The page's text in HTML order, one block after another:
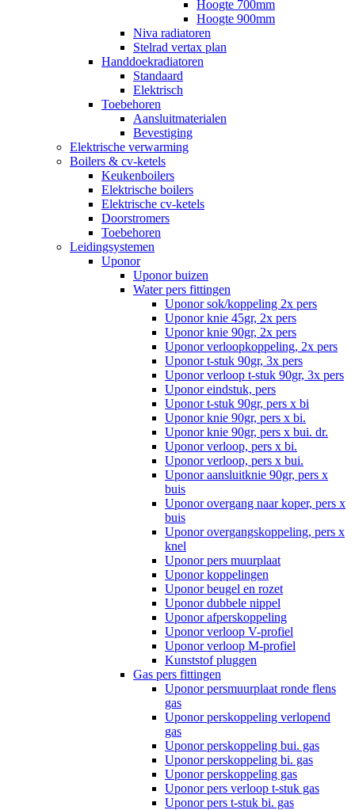
Hoogte 700mm
Hoogte 900mm
Niva radiatoren
Stelrad vertax plan
Handdoekradiatoren
Standaard
Elektrisch
Toebehoren
Aansluitmaterialen
Bevestiging
Elektrische verwarming
Boilers & cv-ketels
Keukenboilers
Elektrische boilers
Elektrische cv-ketels
Doorstromers
Toebehoren
Leidingsystemen
Uponor
Uponor buizen
Water pers fittingen
Uponor sok/koppeling 2x pers
Uponor knie 45gr, 2x pers
Uponor knie 90gr, 2x pers
Uponor verloopkoppeling, 2x pers
Uponor t-stuk 90gr, 3x pers
Uponor verloop t-stuk 90gr, 3x pers
Uponor eindstuk, pers
Uponor t-stuk 90gr, pers x bi
Uponor knie 90gr, pers x bi.
Uponor knie 90gr, pers x bui. dr.
Uponor verloop, pers x bi.
Uponor verloop, pers x bui.
Uponor aansluitknie 90gr, pers x
buis
Uponor overgang naar koper, pers x
buis
Uponor overgangskoppeling, pers x
knel
Uponor pers muurplaat
Uponor koppelingen
Uponor beugel en rozet
Uponor dubbele nippel
Uponor afperskoppeling
Uponor verloop V-profiel
Uponor verloop M-profiel
Kunststof pluggen
Gas pers fittingen
Uponor persmuurplaat ronde flens
gas
Uponor perskoppeling verlopend
gas
Uponor perskoppeling bui. gas
Uponor perskoppeling bi. gas
Uponor perskoppeling gas
Uponor pers verloop t-stuk gas
Uponor pers t-stuk bi. gas